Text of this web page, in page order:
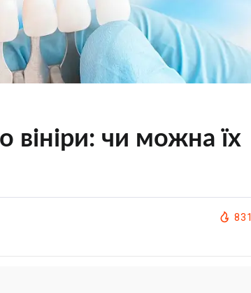
вініри: чи можна їх
831